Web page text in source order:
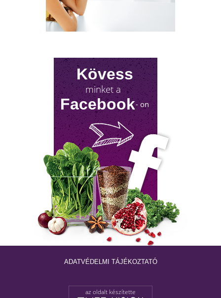
NYIROKRENDSZER KISOKOS
A nyirokrendszerünk fontosságáról keveset
hallani! Mutatjuk, mit tehetsz érte!
Kövess
minket a
Facebook- on
ADATVÉDELMI TÁJÉKOZTATÓ
az oldalt készítette